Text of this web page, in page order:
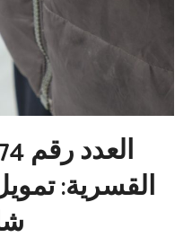
القسرية: